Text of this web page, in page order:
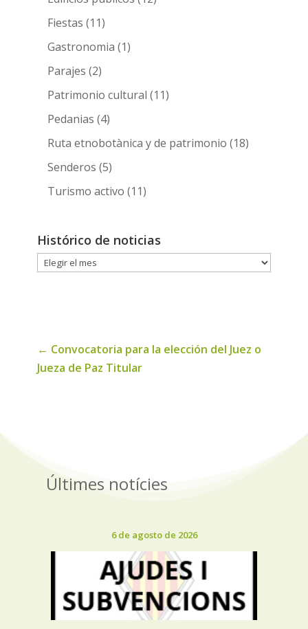
Fiestas (11)
Gastronomia (1)
Parajes (2)
Patrimonio cultural (11)
Pedanias (4)
Ruta etnobotànica y de patrimonio (18)
Senderos (5)
Turismo activo (11)
Histórico de noticias
Histórico
← Convocatoria para la elección del Juez o
Jueza de Paz Titular
Últimes notícies
6 de agosto de 2026